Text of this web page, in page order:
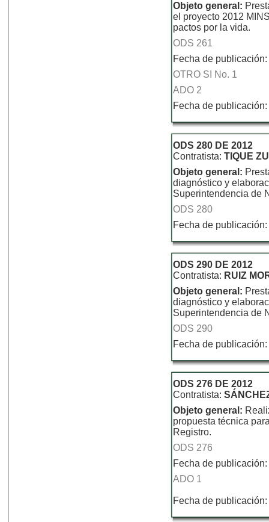
Objeto general:
el proyecto 2012
pactos por la vida.
ODS 261
Fecha de
OTRO SI No. 1
ADO 2
Fecha de
ODS 280 DE 2012
Contratista: TIQUE
Objeto general:
diagnóstico y
Superintendencia de
ODS 280
Fecha de
ODS 290 DE 2012
Contratista: RUIZ
Objeto general:
diagnóstico y
Superintendencia de
ODS 290
Fecha de
ODS 276 DE 2012
Contratista:
Objeto general:
propuesta técnica
Registro.
ODS 276
Fecha de
ADO 1
Fecha de